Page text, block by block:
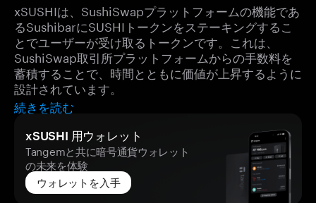
xSUSHIは、SushiSwapプラットフォームの機能であ
るSushibarにSUSHIトークンをステーキングするこ
とでユーザーが受け取るトークンです。これは、
SushiSwap取引所プラットフォームからの手数料を
蓄積することで、時間とともに価値が上昇するように
設計されています。
続きを読む
xSUSHI 用ウォレット
Tangemと共に暗号通貨ウォレット
の未来を体験
ウォレットを入手